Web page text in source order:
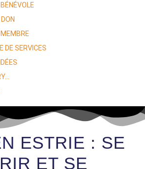
MEMBRE
DE SERVICES
ESTRIE : SE
ET SE